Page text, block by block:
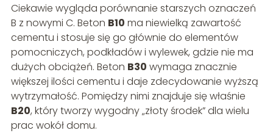
Ciekawie wygląda porównanie starszych oznaczeń
B z nowymi C. Beton B10 ma niewielką zawartość
cementu i stosuje się go głównie do elementów
pomocniczych, podkładów i wylewek, gdzie nie ma
dużych obciążeń. Beton B30 wymaga znacznie
większej ilości cementu i daje zdecydowanie wyższą
wytrzymałość. Pomiędzy nimi znajduje się właśnie
B20, który tworzy wygodny „złoty środek” dla wielu
prac wokół domu.